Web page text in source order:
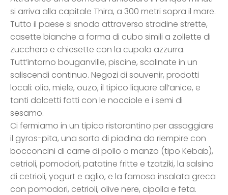
si arriva alla capitale Thira, a 300 metri sopra il mare.
Tutto il paese si snoda attraverso stradine strette,
casette bianche a forma di cubo simili a zollette di
zucchero e chiesette con la cupola azzurra.
Tutt’intorno bouganville, piscine, scalinate in un
saliscendi continuo. Negozi di souvenir, prodotti
locali: olio, miele, ouzo, il tipico liquore all’anice, e
tanti dolcetti fatti con le nocciole e i semi di
sesamo.
Ci fermiamo in un tipico ristorantino per assaggiare
il gyros-pita, una sorta di piadina da riempire con
bocconcini di carne di pollo o manzo (tipo Kebab),
cetrioli, pomodori, patatine fritte e tzatziki, la salsina
di cetrioli, yogurt e aglio, e la famosa insalata greca
con pomodori, cetrioli, olive nere, cipolla e feta.